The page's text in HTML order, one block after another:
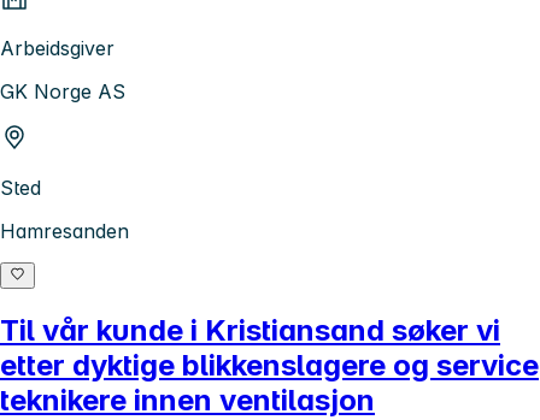
Arbeidsgiver
GK Norge AS
Sted
Hamresanden
Til vår kunde i Kristiansand søker vi
etter dyktige blikkenslagere og service
teknikere innen ventilasjon